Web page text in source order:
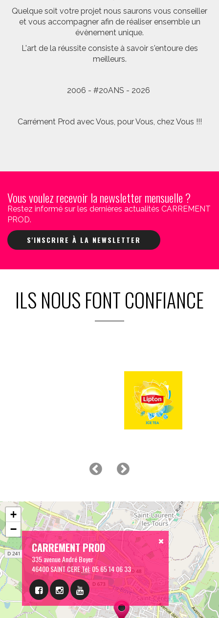
Quelque soit votre projet nous saurons vous conseiller
et vous accompagner afin de réaliser ensemble un
évènement unique.
L'art de la réussite consiste à savoir s'entoure des
meilleurs.
2006 - #20ANS - 2026
Carrément Prod avec Vous, pour Vous, chez Vous !!!
Vous voulez recevoir la newsletter mensuelle ?
Restez informé sur les dernières actualités CARREMENT
PROD.
S'INSCRIRE À LA NEWSLETTER
ILS NOUS FONT CONFIANCE
CARREMENT PROD
335 avenue André Boyer
46400 SAINT CERETél:05 65 14 06 33
+
−